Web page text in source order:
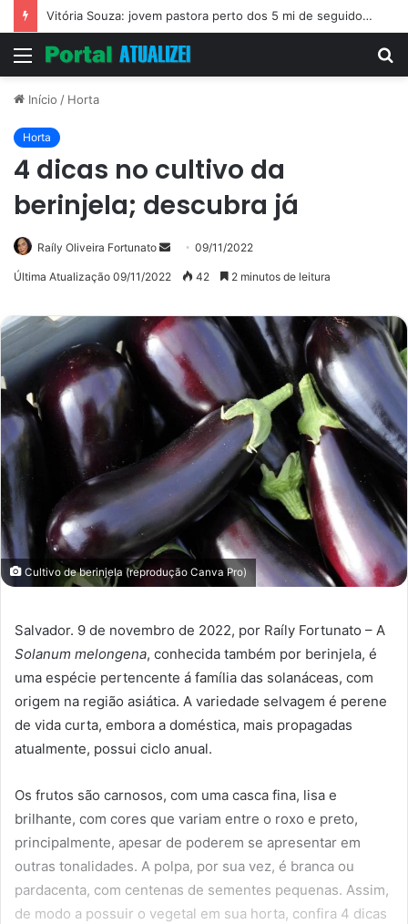
Vitória Souza: jovem pastora perto dos 5 mi de seguidores na web
Menu
Início / Horta
Horta
4 dicas no cultivo da
berinjela; descubra já
Raíly Oliveira Fortunato
Mande09/11/2022
Última Atualização 09/11/2022 42 2 minutos de leitura
Cultivo de berinjela (reprodução Canva Pro)
Salvador. 9 de novembro de 2022, por Raíly Fortunato – A
Solanum melongena, conhecida também por berinjela, é
uma espécie pertencente á família das solanáceas, com
origem na região asiática. A variedade selvagem é perene
de vida curta, embora a doméstica, mais propagadas
atualmente, possui ciclo anual.
Os frutos são carnosos, com uma casca fina, lisa e
brilhante, com cores que variam entre o roxo e preto,
principalmente, apesar de poderem se apresentar em
outras tonalidades. A polpa, por sua vez, é branca ou
pardacenta, com centenas de sementes pequenas. Assim,
de modo a possuir o vegetal em sua horta, confira 4 dicas